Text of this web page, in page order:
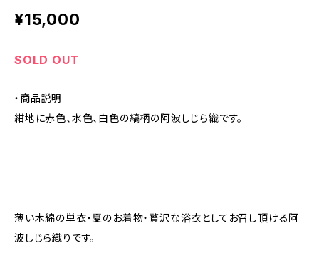
¥15,000
SOLD OUT
・商品説明
紺地に赤色、水色、白色の縞柄の阿波しじら織です。
薄い木綿の単衣・夏のお着物・贅沢な浴衣としてお召し頂ける阿
波しじら織りです。